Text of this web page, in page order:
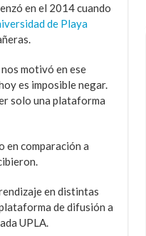
en el 2014 cuando
de Playa
motivó en ese
es imposible negar.
solo una plataforma
en comparación a
en distintas
de difusión a
UPLA.